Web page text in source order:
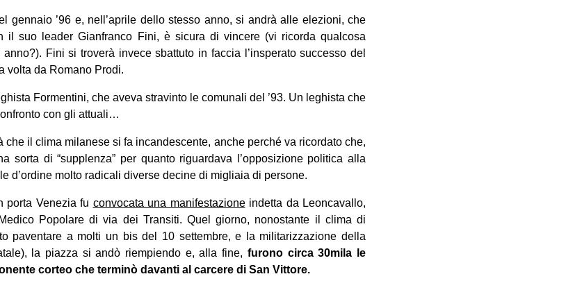
gennaio ’96 e, nell’aprile dello stesso anno, si andrà alle elezioni, che
il suo leader Gianfranco Fini, è sicura di vincere (vi ricorda qualcosa
Fini si troverà invece sbattuto in faccia l’insperato successo del
volta da Romano Prodi.
Formentini, che aveva stravinto le comunali del ’93. Un leghista che
con gli attuali…
il clima milanese si fa incandescente, anche perché va ricordato che,
sorta di “supplenza” per quanto riguardava l’opposizione politica alla
d’ordine molto radicali diverse decine di migliaia di persone.
porta Venezia fu convocata una manifestazioneindetta da Leoncavallo,
Popolare di via dei Transiti. Quel giorno, nonostante il clima di
paventare a molti un bis del 10 settembre, e la militarizzazione della
la piazza si andò riempiendo e, alla fine, furono circa 30mila le
corteo che terminò davanti al carcere di San Vittore.